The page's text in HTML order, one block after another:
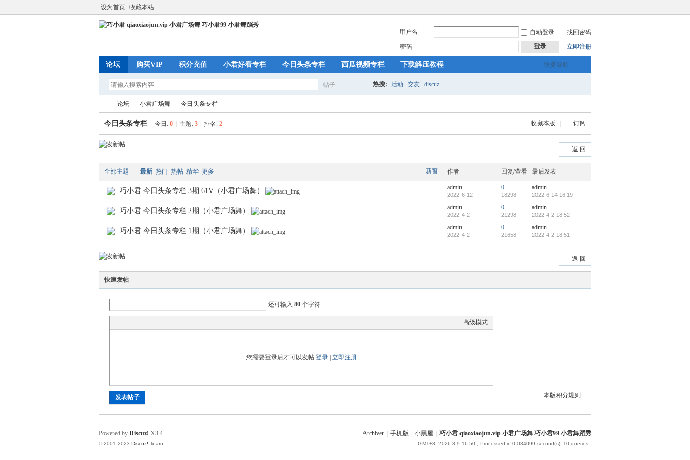
设为首页 收藏本站
用户名 自动登录
找回密码
密码
登录 立即注册
快捷导航
论坛 购买VIP 积分充值 小君好看专栏 今日头条专栏 西瓜视频专栏 下载解压教程
帖子 热搜: 活动 交友 discuz
巧
小
»
论坛 小君广场舞 今日头条专栏
收藏本版 订阅
今日头条专栏 今日: 0 主题: 3 排名: 2
返 回
新窗
全部主题 最新 热门 热帖 精华 更多 作者 回复/查看 最后发表
巧小君 今日头条专栏 3期 61V（小君广场舞） admin
2022-6-12
0
18298
admin
2022-6-14 16:19
巧小君 今日头条专栏 2期（小君广场舞） admin
2022-4-2
0
21298
admin
2022-4-2 18:52
巧小君 今日头条专栏 1期（小君广场舞） admin
2022-4-2
0
21658
admin
2022-4-2 18:51
返 回
快速发帖
还可输入 80 个字符
高级模式
您需要登录后才可以发帖 登录| 立即注册
本版积分规则
发表帖子
Archiver 手机版 小黑屋 巧小君 qiaoxiaojun.vip 小君广场舞 巧小君99 小君舞蹈秀
GMT+8, 2026-8-9 16:50 , Processed in 0.034099 second(s), 10 queries .
Powered by Discuz! X3.4
© 2001-2023 Discuz! Team